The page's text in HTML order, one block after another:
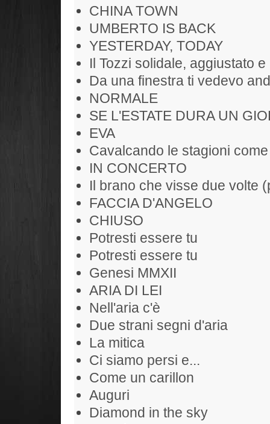
CHINA TOWN
UMBERTO IS BACK
YESTERDAY, TODAY
Il Tozzi solidale, aggiustato
Da una finestra ti vedevo
NORMALE
SE L'ESTATE DURA UN
EVA
Cavalcando le stagioni
IN CONCERTO
Il brano che visse due volte
FACCIA D'ANGELO
CHIUSO
Potresti essere tu
Potresti essere tu
Genesi MMXII
ARIA DI LEI
Nell'aria c'è
Due strani segni d'aria
La mitica
Ci siamo persi e...
Come un carillon
Auguri
Diamond in the sky